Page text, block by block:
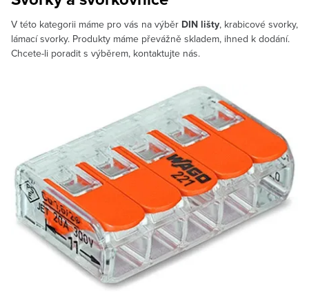
V této kategorii máme pro vás na výběr DIN lišty, krabicové svorky,
lámací svorky. Produkty máme převážně skladem, ihned k dodání.
Chcete-li poradit s výběrem, kontaktujte nás.